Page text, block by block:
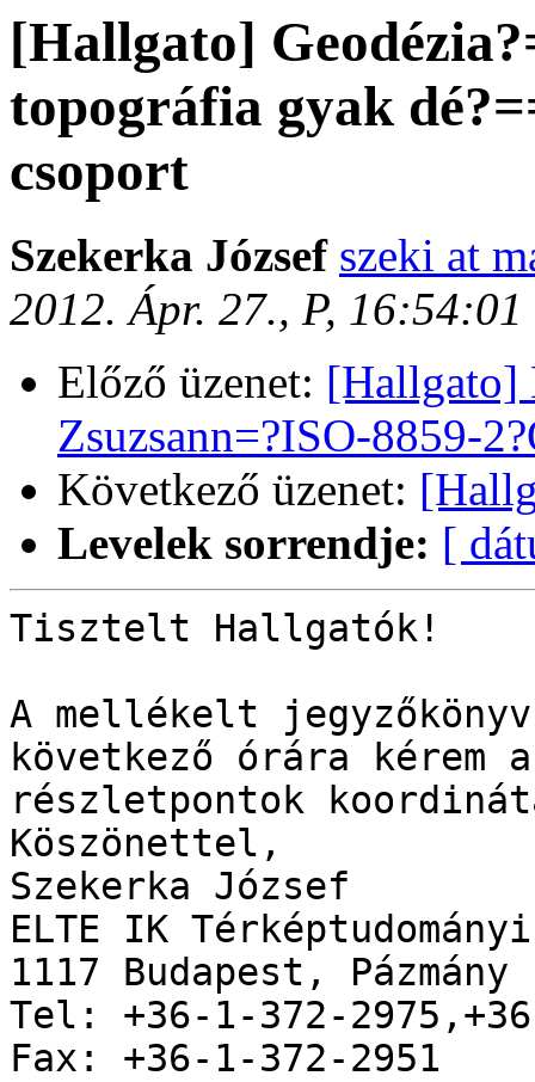
[Hallgato]
topográfia gyak
csoport
Szekerka József szeki at
2012. Ápr. 27., P, 16:54:01
Előző üzenet: [Hallgato]
Zsuzsann=?ISO-8859-
Következő üzenet:
Levelek sorrendje: [
Tisztelt Hallgatók!
A mellékelt
következő órára kérem
részletpontok
Köszönettel,
Szekerka József
ELTE IK
1117 Budapest,
Tel: +36-1-372-
Fax: +36-1-372-2951